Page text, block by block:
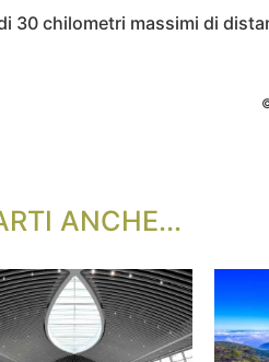
30 chilometri massimi di
ANCHE...